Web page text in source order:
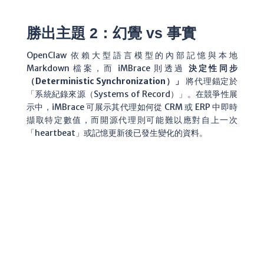
勝出主題 2：幻覺 vs 事實
OpenClaw 依賴大型語言模型的內部記憶與本地
Markdown 檔案，而 iMBrace 則透過 決定性同步
（Deterministic Synchronization）」
將代理錨定於
「系統紀錄來源（Systems of Record）」。在競爭性展
示中，iMBrace 可展示其代理如何從 CRM 或 ERP 中即時
擷取特定數值，而開源代理則可能難以應對自上一次
「heartbeat」或記憶更新後已發生變化的資料。